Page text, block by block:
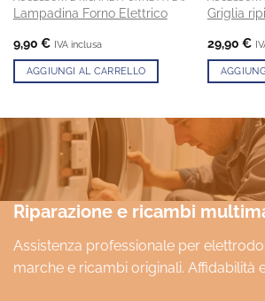
Lampadina Forno Elettrico
9,90 € IVA inclusa
AGGIUNGI AL CARRELLO
Griglia
29,90 €
Riparazione e ricambi
Assistenza professionale per
marche e ricambi originali. Affidabilità